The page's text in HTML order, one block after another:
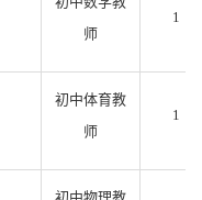
师
1
初中体育教
师
1